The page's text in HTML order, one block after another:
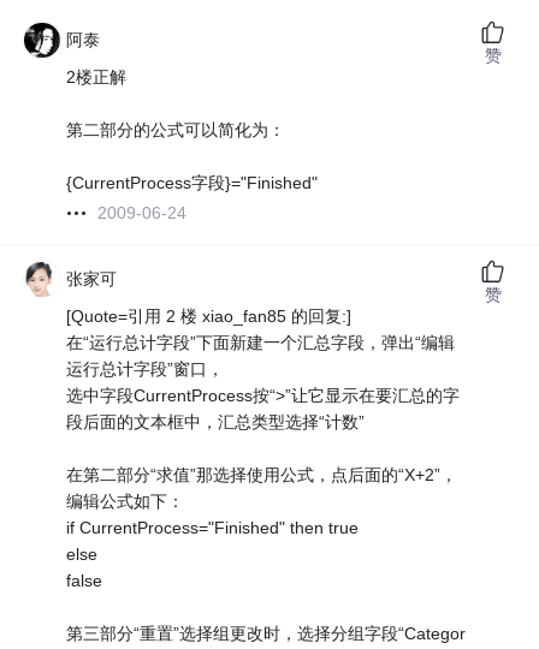
阿泰
2楼正解
第二部分的公式可以简化为：
{CurrentProcess字段}="Finished"
2009-06-24
赞
张家可
[Quote=引用 2 楼 xiao_fan85 的回复:]
在“运行总计字段”下面新建一个汇总字段，弹出“编辑
运行总计字段”窗口，
选中字段CurrentProcess按“>”让它显示在要汇总的字
段后面的文本框中，汇总类型选择“计数”
在第二部分“求值”那选择使用公式，点后面的“X+2”，
编辑公式如下：
if CurrentProcess="Finished" then true
else
false
第三部分“重置”选择组更改时，选择分组字段“Categor
赞